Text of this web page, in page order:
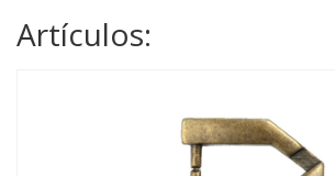
Artículos: